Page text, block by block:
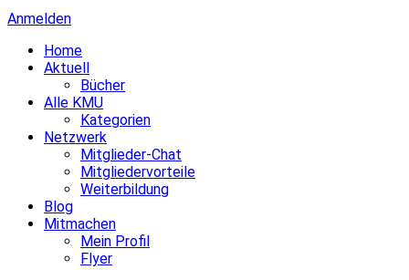
Anmelden
Home
Aktuell
Bücher
Alle KMU
Kategorien
Netzwerk
Mitglieder-Chat
Mitgliedervorteile
Weiterbildung
Blog
Mitmachen
Mein Profil
Flyer